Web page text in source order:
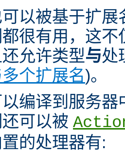
以被基于扩
很有用，这
允许类型与处
个扩展名)。
编译到服务
可以被
的处理器有: